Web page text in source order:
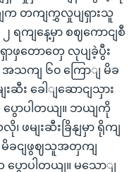
က တကျကွှလှုပျရှားသူ
ကျနေ့မှာ စဈကောငျစီ
ာဖှတောတှေ လုပျခဲ့ပွီး
ကျ ၆၀ ကြောျ မိခ
ဆီး ခေါျဆောငျသှား
ာပါတယျ။ ဘယျကို
ဖမျးဆီးခြိနျမှာ ရိုကျ
ခငျဖွဈသူအတှကျ
ောပါတယျ။ မသောျ